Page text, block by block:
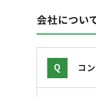
会社につい
コ